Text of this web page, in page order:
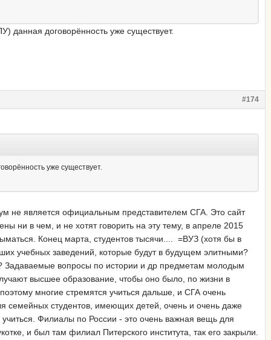
данная договорённость уже существует.
#174
уже существует.
не является официальным представителем СГА. Это сайт
ни в чем, и не хотят говорить на эту тему, в апреле 2015
Конец марта, студентов тысячи.... =ВУЗ (хотя бы в
учебных заведений, которые будут в будущем элитными?
Задаваемые вопросы по истории и др предметам молодым
высшее образование, чтобы оно было, по жизни в
многие стремятся учиться дальше, и СГА очень
семейных студентов, имеющих детей, очень и очень даже
Филиалы по России - это очень важная вещь для
и был там филиал Питерского института, так его закрыли.